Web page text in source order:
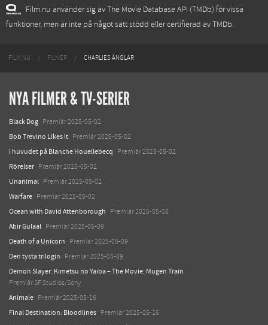
Film.nu använder sig av The Movie Database API (TMDb) för vissa
funktioner, men är inte på något sätt stödd eller certifierad av TMDb.
FILM.NU FILMER CHARLIES ÄNGLAR
NYA FILMER & TV-SERIER
Black Dog Premiär 2025-05-02
Bob Trevino Likes It Premiär 2025-05-02
I huvudet på Blanche Houellebecq Premiär 2025-05-02
Rörelser Premiär 2025-05-02
Unanimal Premiär 2025-05-02
Warfare Premiär 2025-05-02
Ocean with David Attenborough Premiär 2025-05-08
Abir Gulaal Premiär 2025-05-09
Death of a Unicorn Premiär 2025-05-09
Den tysta trilogin Premiär 2025-05-09
Demon Slayer: Kimetsu no Yaiba – The Movie: Mugen Train
Premiär SF Studios/Sony
Animale Premiär 2025-05-16
Final Destination: Bloodlines Premiär 2025-05-16